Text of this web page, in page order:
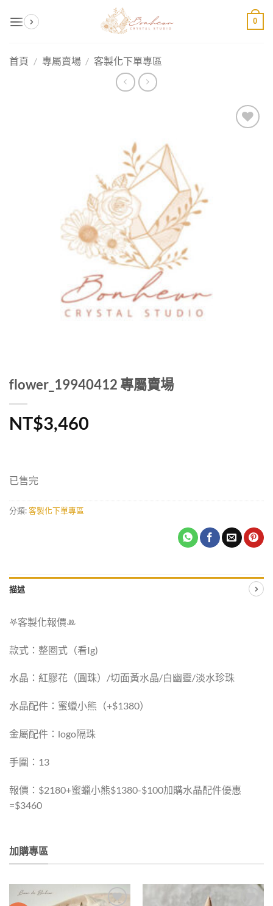
0
首頁 / 專屬賣場 / 客製化下單專區
flower_19940412 專屬賣場
NT$3,460
已售完
分類:客製化下單專區
描述
𖤐客製化報價‪ꔛ
款式：整圈式（看Ig)
水晶：紅膠花（圓珠）/切面黃水晶/白幽靈/淡水珍珠
水晶配件：蜜蠟小熊（+$1380）
金屬配件：logo隔珠
手圍：13
報價：$2180+蜜蠟小熊$1380-$100加購水晶配件優惠
=$3460
加購專區